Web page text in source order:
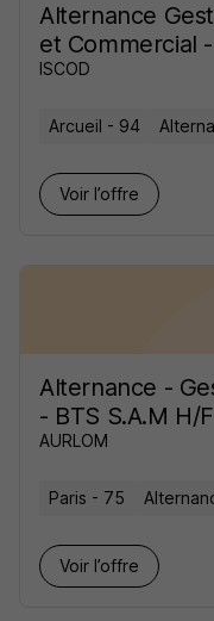
Alternance
et Commercial
ISCOD
Arcueil - 94
Voir l’offre
Alternance -
- BTS S.A.M H/F
AURLOM
Paris - 75
Voir l’offre